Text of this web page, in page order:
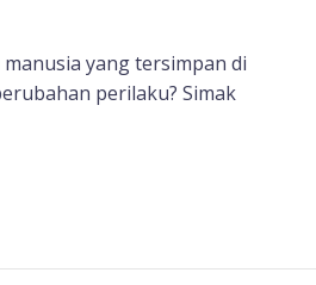
yang tersimpan di
perilaku? Simak